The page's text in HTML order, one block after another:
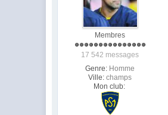
Membres
17 542 messages
Genre: Homme
Ville: champs
Mon club: